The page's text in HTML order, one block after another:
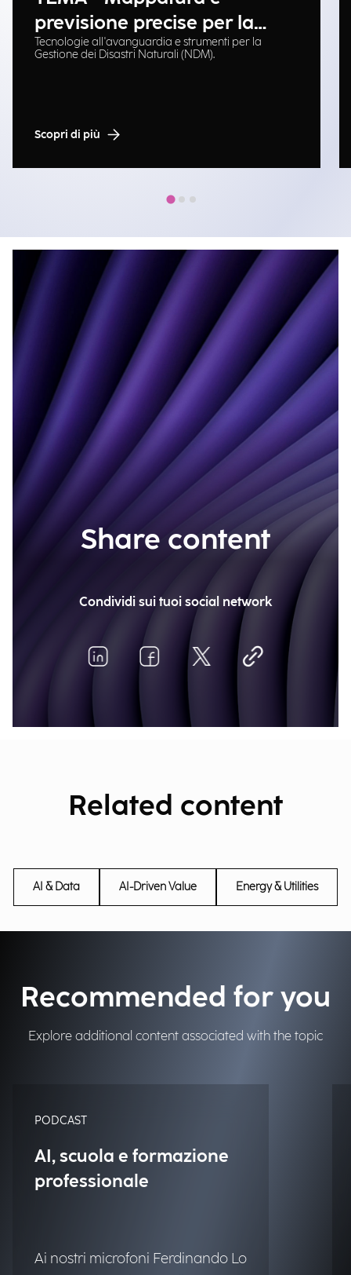
previsione precise per la
gestione delle emergenze
Tecnologie all'avanguardia e strumenti per la
Gestione dei Disastri Naturali (NDM).
Scopri di più
Share content
Condividi sui tuoi social network
Related content
AI & Data AI-Driven Value Energy & Utilities
Recommended for you
Explore additional content associated with the topic
PODCAST
AI, scuola e formazione
professionale
Ai nostri microfoni Ferdinando Lo